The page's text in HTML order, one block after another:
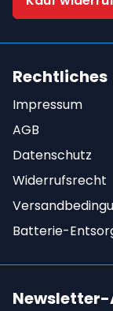
Rechtliches
Impressum
AGB
Datenschutz
Widerrufsrecht
Batterie-